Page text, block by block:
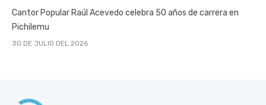
Cantor Popular Raúl Acevedo celebra 50 años de carrera en
Pichilemu
30 DE JULIO DEL 2026